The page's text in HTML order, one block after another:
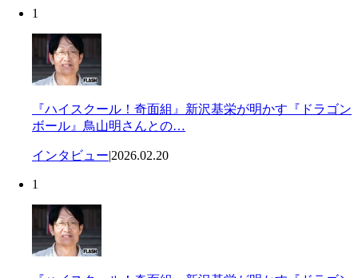
1
『ハイスクール！奇面組』新沢基栄が明かす『ドラゴン
ボール』鳥山明さんとの…
インタビュー|2026.02.20
1